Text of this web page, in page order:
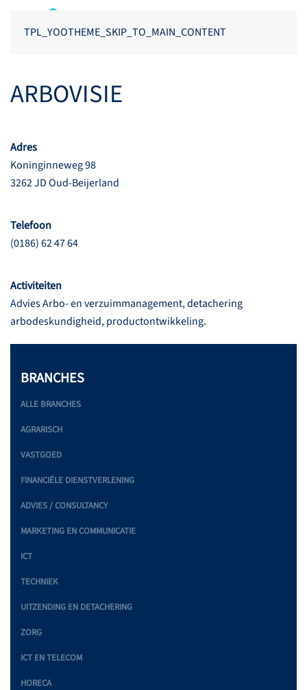
TPL_YOOTHEME_SKIP_TO_MAIN_CONTENT
ARBOVISIE
Adres
Koninginneweg 98
3262 JD Oud-Beijerland
Telefoon
(0186) 62 47 64
Activiteiten
Advies Arbo- en verzuimmanagement, detachering
arbodeskundigheid, productontwikkeling.
BRANCHES
ALLE BRANCHES
AGRARISCH
VASTGOED
FINANCIËLE DIENSTVERLENING
ADVIES / CONSULTANCY
MARKETING EN COMMUNICATIE
ICT
TECHNIEK
UITZENDING EN DETACHERING
ZORG
ICT EN TELECOM
HORECA